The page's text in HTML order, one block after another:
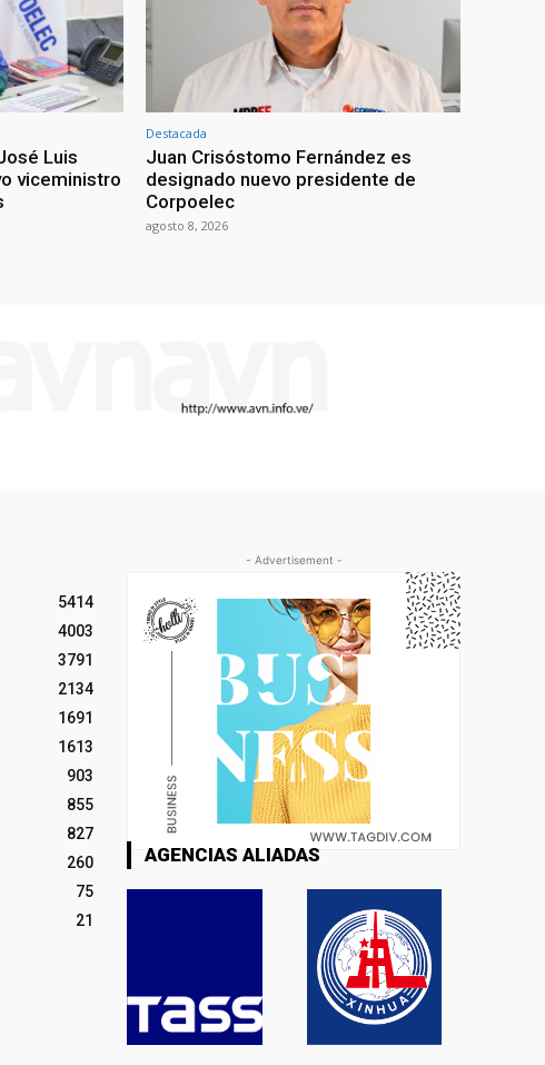
Luis
viceministro
Destacada
Juan Crisóstomo Fernández es
designado nuevo presidente de
Corpoelec
agosto 8, 2026
5414
4003
3791
2134
1691
1613
903
855
827
260
75
21
- Advertisement -
AGENCIAS ALIADAS